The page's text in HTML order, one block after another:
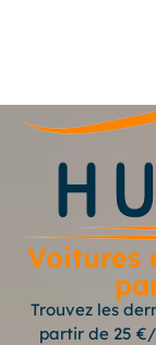
Voitures
Trouvez les
partir de 25